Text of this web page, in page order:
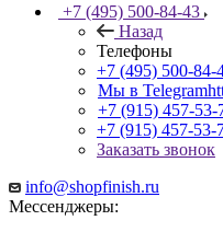
+7 (495) 500-84-43
Назад
Телефоны
+7 (495) 500-84-
Мы в Telegram
+7 (915) 457-53-
+7 (915) 457-53-
Заказать звонок
info@shopfinish.ru
Мессенджеры: